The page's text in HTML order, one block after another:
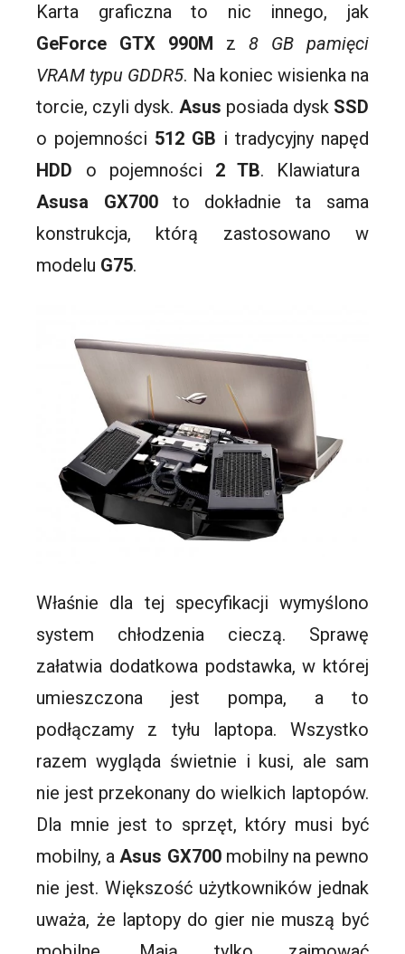
Karta graficzna to nic innego, jak
GeForce GTX 990M z 8 GB pamięci
VRAM typu GDDR5. Na koniec wisienka na
torcie, czyli dysk. Asus posiada dysk SSD
o pojemności 512 GB i tradycyjny napęd
HDD o pojemności 2 TB. Klawiatura
Asusa GX700to dokładnie ta sama
konstrukcja, którą zastosowano w
modelu G75.
Właśnie dla tej specyfikacji wymyślono
system chłodzenia cieczą. Sprawę
załatwia dodatkowa podstawka, w której
umieszczona jest pompa, a to
podłączamy z tyłu laptopa. Wszystko
razem wygląda świetnie i kusi, ale sam
nie jest przekonany do wielkich laptopów.
Dla mnie jest to sprzęt, który musi być
mobilny, aAsus GX700mobilny na pewno
nie jest. Większość użytkowników jednak
uważa, że laptopy do gier nie muszą być